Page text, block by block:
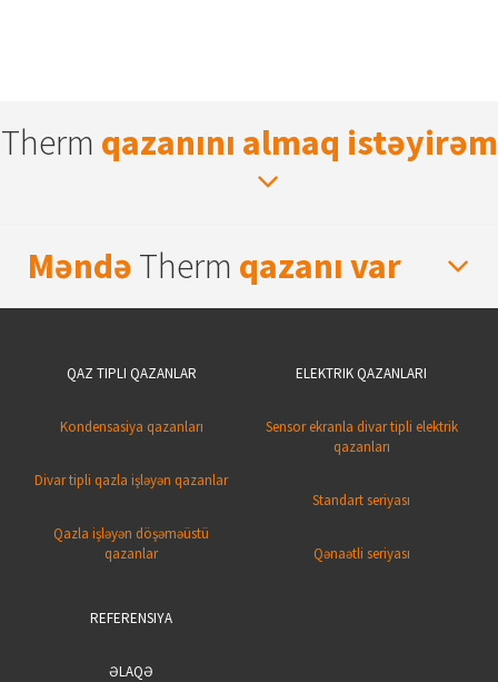
Therm qazanını almaq istəyirəm
Məndə Therm qazanı var
QAZ TIPLI QAZANLAR
Kondensasiya qazanları
Divar tipli qazla işləyən qazanlar
Qazla işləyən döşəməüstü
qazanlar
ELEKTRIK QAZANLARI
Sensor ekranla divar tipli elektrik
qazanları
Standart seriyası
Qənaətli seriyası
REFERENSIYA
ƏLAQƏ